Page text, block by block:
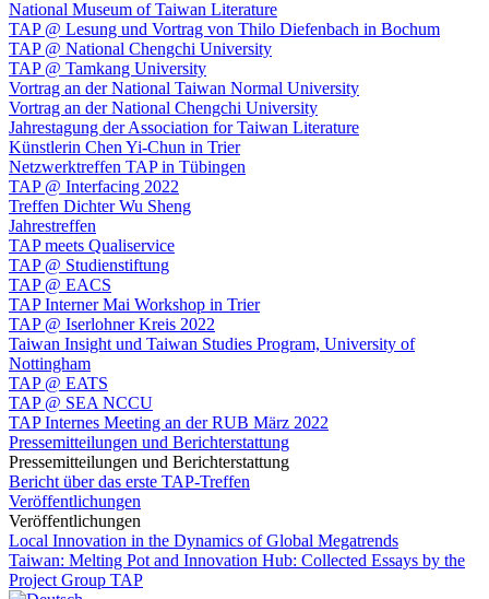
National Museum of Taiwan Literature
TAP @ Lesung und Vortrag von Thilo Diefenbach in Bochum
TAP @ National Chengchi University
TAP @ Tamkang University
Vortrag an der National Taiwan Normal University
Vortrag an der National Chengchi University
Jahrestagung der Association for Taiwan Literature
Künstlerin Chen Yi-Chun in Trier
Netzwerktreffen TAP in Tübingen
TAP @ Interfacing 2022
Treffen Dichter Wu Sheng
Jahrestreffen
TAP meets Qualiservice
TAP @ Studienstiftung
TAP @ EACS
TAP Interner Mai Workshop in Trier
TAP @ Iserlohner Kreis 2022
Taiwan Insight und Taiwan Studies Program, University of
Nottingham
TAP @ EATS
TAP @ SEA NCCU
TAP Internes Meeting an der RUB März 2022
Pressemitteilungen und Berichterstattung
Pressemitteilungen und Berichterstattung
Bericht über das erste TAP-Treffen
Veröffentlichungen
Veröffentlichungen
Local Innovation in the Dynamics of Global Megatrends
Taiwan: Melting Pot and Innovation Hub: Collected Essays by the
Project Group TAP